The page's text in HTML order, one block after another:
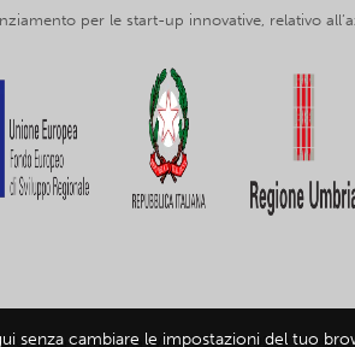
per le start-up innovative, relativo
Umbria srl, partita IVA IT03602120549 -
senza cambiare le impostazioni del tuo